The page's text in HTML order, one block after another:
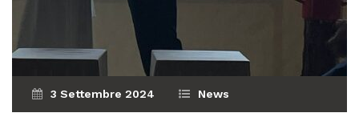
3 Settembre 2024 News